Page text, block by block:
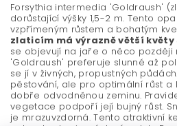
Forsythia intermedia 'Goldraush'
dorůstající výšky 1,5-2 m. Tento
vzpřímeným růstem a bohatým
zlaticím má výrazně větší
se objevují na jaře o něco později
'Goldraush' preferuje slunné až
se jí v živných, propustných
pěstování, ale pro optimální růst a
dobře odvodněnou zeminu.
vegetace podpoří její bujný růst.
je mrazuvzdorná. Tento atraktivní